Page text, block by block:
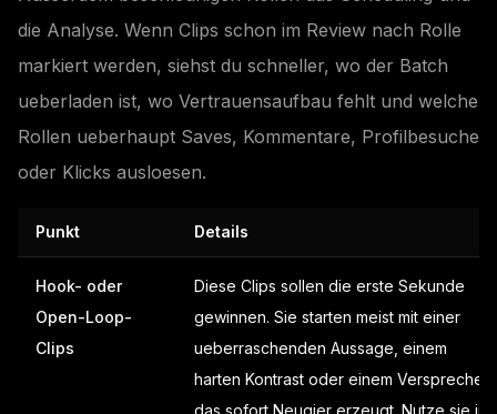
die Analyse. Wenn Clips schon im Review nach Rolle
markiert werden, siehst du schneller, wo der Batch
ueberladen ist, wo Vertrauensaufbau fehlt und welche
Rollen ueberhaupt Saves, Kommentare, Profilbesuche
oder Klicks ausloesen.
Punkt Details
Hook- oder
Open-Loop-
Clips
Diese Clips sollen die erste Sekunde
gewinnen. Sie starten meist mit einer
ueberraschenden Aussage, einem
harten Kontrast oder einem Versprechen,
das sofort Neugier erzeugt. Nutze sie in